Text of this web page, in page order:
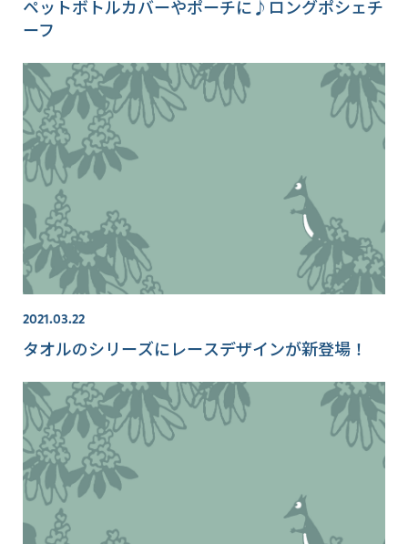
ペットボトルカバーやポーチに♪ロングポシェチ
ーフ
2021.03.22
タオルのシリーズにレースデザインが新登場！